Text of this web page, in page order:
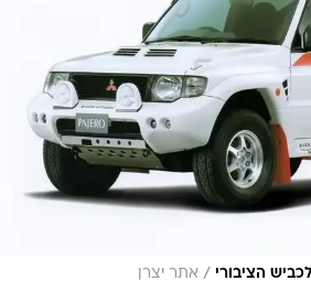
הציבורי / אתר יצרן